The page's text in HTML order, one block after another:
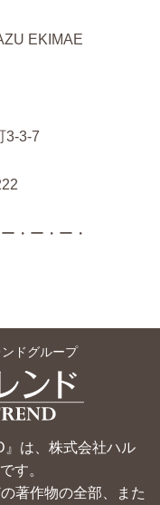
EKIMAE
3-3-7
・ー・ー・
ドグループ
は、株式会社ハル
す。
著作物の全部、また